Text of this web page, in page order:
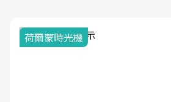
荷爾蒙時光機